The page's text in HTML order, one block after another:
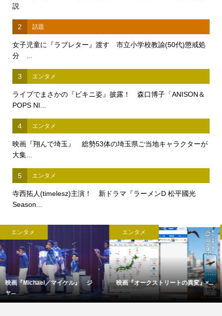
説
2 話題
女子児童に『ラブレター』渡す 市立小学校教諭(50代)懲戒処
分 ...
3 エンタメ
ライブでまさかの『ビキニ姿』披露！ 森口博子「ANISON＆
POPS NI...
4 エンタメ
映画『翔んで埼玉』 総勢53体の埼玉県ご当地キャラクターが
大集...
5 エンタメ
寺西拓人(timelesz)主演！ 新ドラマ『ラーメンD 松平國光
Season...
エンタメ
完全撮り下ろし「2027年版 羽生結...
エンタメ
【中島裕翔】初写真展 『7okyo
c...